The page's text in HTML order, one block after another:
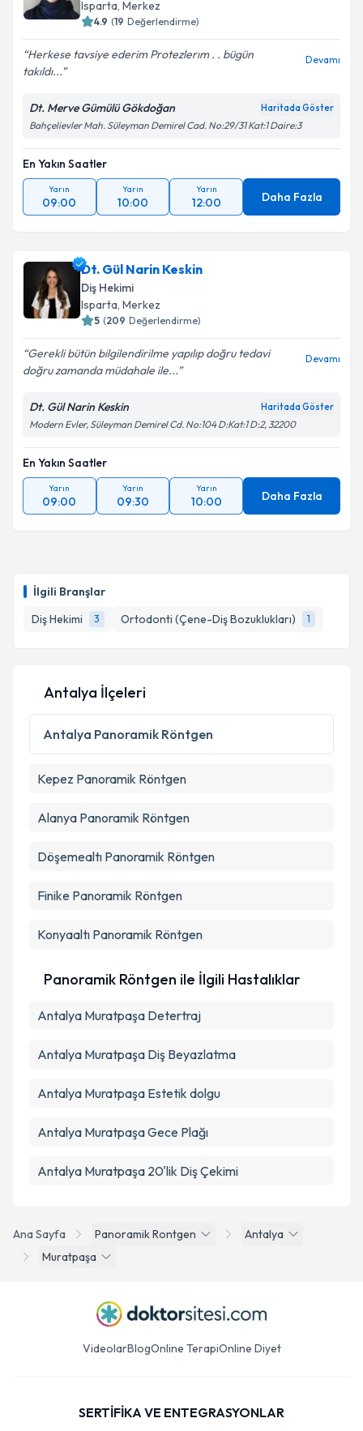
İlgili Branşlar
Diş Hekimi
3 Ortodonti (Çene-Diş Bozuklukları) 1
bilgilendireceğiz.
E-posta Adresiniz
Kişisel verilerimin işlenmesine ilişkinAydınlatma
Metni'ni okudum ve kişisel verilerimin belirtilen
kapsamda işlenmesini kabul ediyorum.
Takvim Talebini Gönder
Isparta, Merkez
4.9 (19 Değerlendirme)
Herkese tavsiye ederim Protezlerım . . bügün
takıldı...
Devamı
Dt. Merve Gümülü Gökdoğan Haritada Göster
Bahçelievler Mah. Süleyman Demirel Cad. No:29/31 Kat:1 Daire:3
En Yakın Saatler
Yarın
09:00
Yarın
10:00
Yarın
12:00 Daha Fazla
Dt. Gül Narin Keskin
Diş Hekimi
Isparta, Merkez
5 (209 Değerlendirme)
Gerekli bütün bilgilendirilme yapılıp doğru tedavi
doğru zamanda müdahale ile...
Devamı
Dt. Gül Narin Keskin Haritada Göster
Modern Evler, Süleyman Demirel Cd. No:104 D:Kat:1 D:2, 32200
En Yakın Saatler
Yarın
09:00
Yarın
09:30
Yarın
10:00 Daha Fazla
Ana Sayfa Panoramik Rontgen
Antalya
Muratpaşa
Antalya İlçeleri
Antalya Panoramik Röntgen
Kepez Panoramik Röntgen
Alanya Panoramik Röntgen
Döşemealtı Panoramik Röntgen
Finike Panoramik Röntgen
Konyaaltı Panoramik Röntgen
Panoramik Röntgen ile İlgili Hastalıklar
Antalya Muratpaşa Detertraj
Antalya Muratpaşa Diş Beyazlatma
Antalya Muratpaşa Estetik dolgu
Antalya Muratpaşa Gece Plağı
Antalya Muratpaşa 20'lik Diş Çekimi
VideolarBlogOnline TerapiOnline Diyet
SERTİFİKA VE ENTEGRASYONLAR